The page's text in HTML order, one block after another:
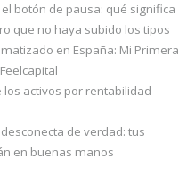
el botón de pausa: qué significa
que no haya subido los tipos
en España: Mi Primera
los activos por rentabilidad
de verdad: tus
en buenas manos